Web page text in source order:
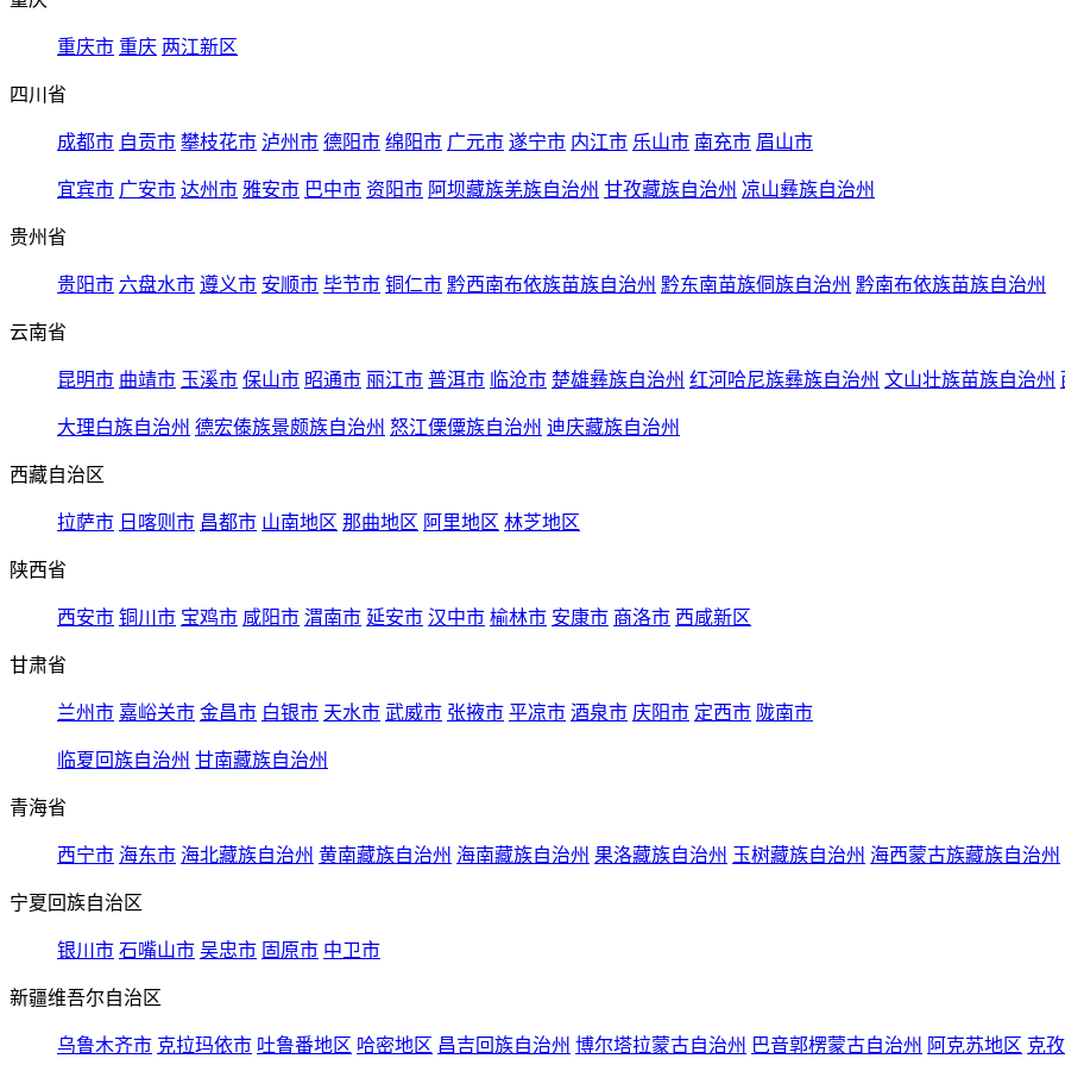
重庆市 重庆 两江新区
四川省
成都市 自贡市 攀枝花市 泸州市 德阳市 绵阳市 广元市 遂宁市 内江市 乐山市 南充市 眉山市
宜宾市 广安市 达州市 雅安市 巴中市 资阳市 阿坝藏族羌族自治州 甘孜藏族自治州 凉山彝族自治州
贵州省
贵阳市 六盘水市 遵义市 安顺市 毕节市 铜仁市 黔西南布依族苗族自治州 黔东南苗族侗族自治州 黔南布依族苗族自治州
云南省
昆明市 曲靖市 玉溪市 保山市 昭通市 丽江市 普洱市 临沧市 楚雄彝族自治州 红河哈尼族彝族自治州 文山壮族苗族自治州
大理白族自治州 德宏傣族景颇族自治州 怒江傈僳族自治州 迪庆藏族自治州
西藏自治区
拉萨市 日喀则市 昌都市 山南地区 那曲地区 阿里地区 林芝地区
陕西省
西安市 铜川市 宝鸡市 咸阳市 渭南市 延安市 汉中市 榆林市 安康市 商洛市 西咸新区
甘肃省
兰州市 嘉峪关市 金昌市 白银市 天水市 武威市 张掖市 平凉市 酒泉市 庆阳市 定西市 陇南市
临夏回族自治州 甘南藏族自治州
青海省
西宁市 海东市 海北藏族自治州 黄南藏族自治州 海南藏族自治州 果洛藏族自治州 玉树藏族自治州 海西蒙古族藏族自治州
宁夏回族自治区
银川市 石嘴山市 吴忠市 固原市 中卫市
新疆维吾尔自治区
乌鲁木齐市 克拉玛依市 吐鲁番地区 哈密地区 昌吉回族自治州 博尔塔拉蒙古自治州 巴音郭楞蒙古自治州 阿克苏地区 克